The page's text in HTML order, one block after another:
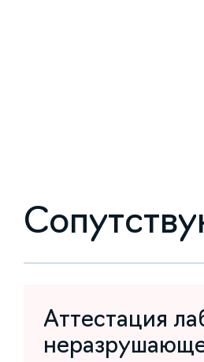
Аттестация